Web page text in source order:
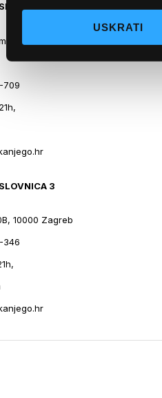
USKRATI
2
14, 21300
709
3
10000 Zagreb
346